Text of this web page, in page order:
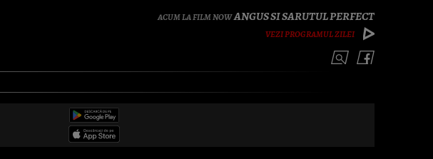
ANGUS SI SARUTUL PERFECT
VEZI PROGRAMUL ZILEI